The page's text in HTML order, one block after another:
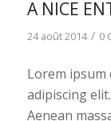
A NICE
24 août 2014 / 0
Lorem
adipiscing
Aenean